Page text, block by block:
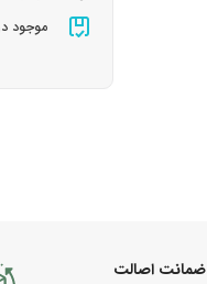
موجود
ضمانت اصالت